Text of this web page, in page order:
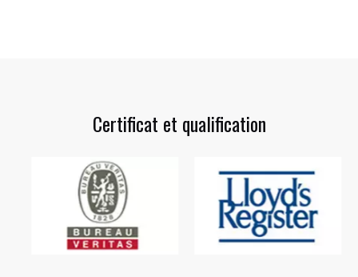
Certificat et qualification